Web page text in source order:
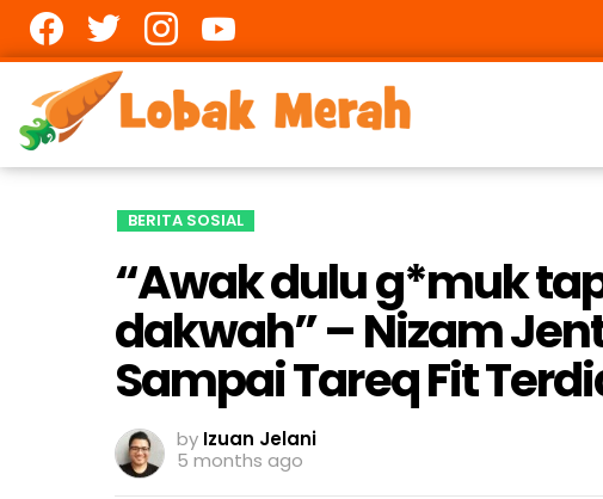
BERITA SOSIAL
“Awak dulu g*muk
dakwah” – Nizam
Sampai Tareq Fit
by Izuan Jelani
5 months ago